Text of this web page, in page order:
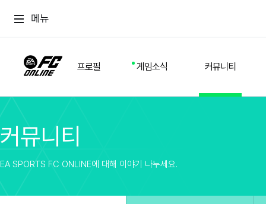
메뉴
프로필 게임소식 커뮤니티
스쿼드
커뮤니티
방명록
업데이트
유저 가이드
게임 플레이 버그 제보
커뮤니티
EA SPORTS FC ONLINE에 대해 이야기 나누세요.